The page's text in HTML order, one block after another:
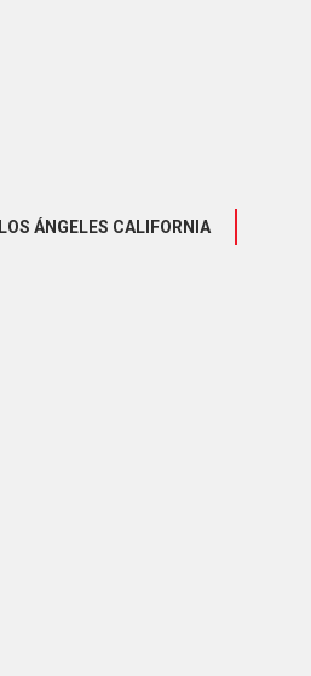
LOS ÁNGELES CALIFORNIA